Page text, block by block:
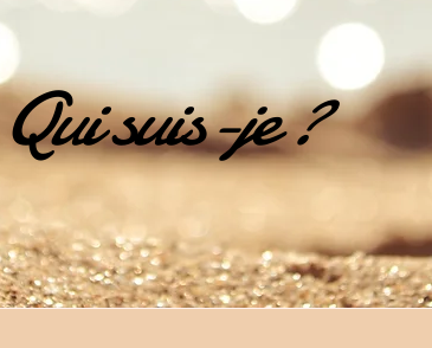
Qui suis-je ?